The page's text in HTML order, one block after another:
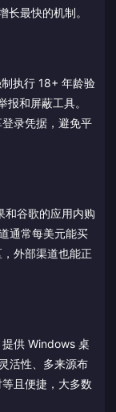
长最快的机制。
执行 18+ 年龄验
和屏蔽工具。
录凭据，避免平
和谷歌的应用内购
通常每美元能买
外部渠道也能正
供 Windows 桌
活性、多来源布
且便捷，大多数